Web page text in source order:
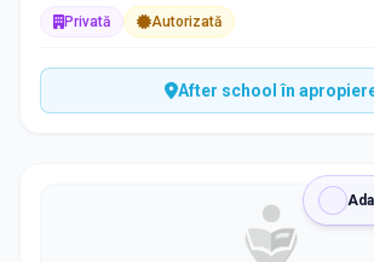
Privată Autorizată
After school în